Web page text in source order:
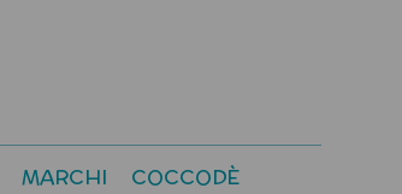
MARCHI COCCODÈ